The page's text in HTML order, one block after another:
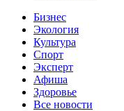
Бизнес
Экология
Культура
Спорт
Эксперт
Афиша
Здоровье
Все новости